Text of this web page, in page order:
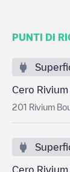
PUNTI DI
Cero Rivium
201 Rivium
Cero Rivium